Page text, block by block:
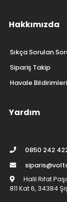
Hakkımızda
Sıkça Sorulan
Sipariş Takip
Havale Bildirimleri
Yardım
0850 242
Halil Rıfat
811 Kat 6, 34384